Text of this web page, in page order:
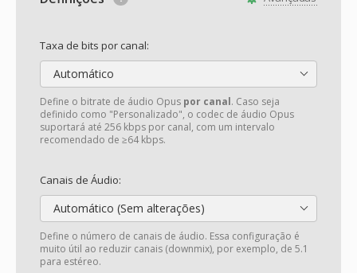
Taxa de bits por canal:
Automático
Define o bitrate de áudio Opus por canal. Caso seja
definido como "Personalizado", o codec de áudio Opus
suportará até 256 kbps por canal, com um intervalo
recomendado de ≥64 kbps.
Canais de Áudio:
Automático (Sem alterações)
Define o número de canais de áudio. Essa configuração é
muito útil ao reduzir canais (downmix), por exemplo, de 5.1
para estéreo.